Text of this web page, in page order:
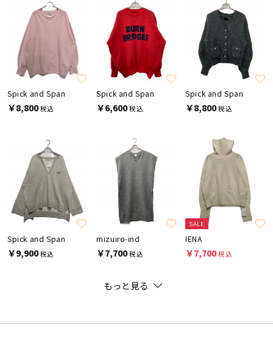
Spick and Span
￥8,800税込
Spick and Span
￥6,600税込
Spick and Span
￥8,800税込
Spick and Span
￥9,900税込
mizuiro-ind
￥7,700税込
SALE
IENA
￥7,700税込
もっと見る